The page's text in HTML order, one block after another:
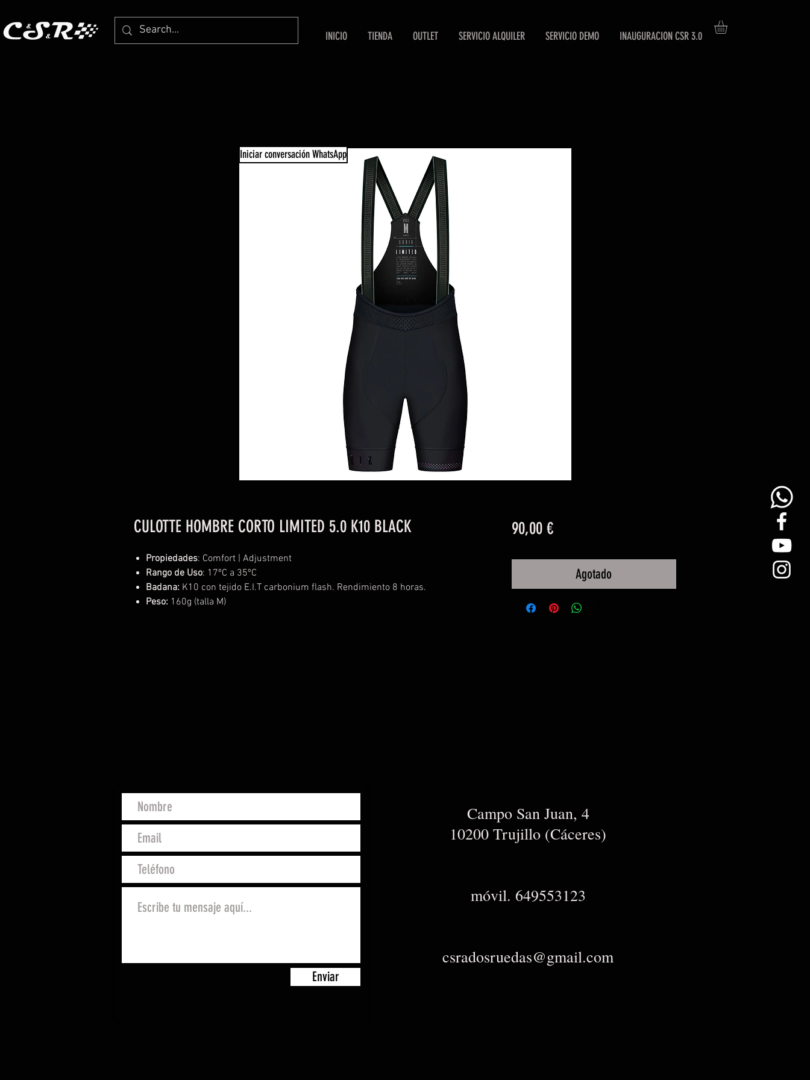
INICIO TIENDA OUTLET SERVICIO ALQUILER SERVICIO DEMO INAUGURACION CSR 3.0
CULOTTE HOMBRE CORTO LIMITED 5.0 K10 BLACK
Propiedades: Comfort | Adjustment
Rango de Uso: 17ºC a 35ºC
Badana: K10 con tejido E.I.T carbonium flash. Rendimiento 8 horas.
Peso: 160g (talla M)
90,00 €Precio
Agotado
Iniciar conversación WhatsApp
Enviar
Campo San Juan, 4
10200 Trujillo (Cáceres)
móvil. 649553123
csradosruedas@gmail.com